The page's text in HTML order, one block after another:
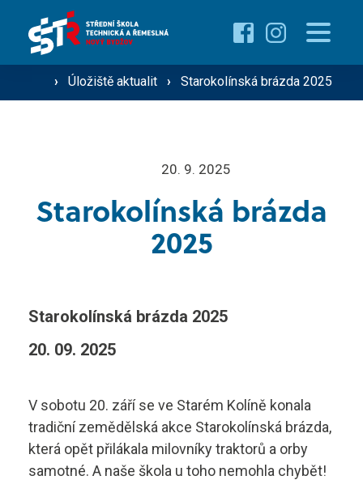
Pro uchazeče
Proč studovat u nás ›
Přehled oborů ›
Technik silniční dopravy
Řidič nákladní a osobní dopravy
Elektrotechnik
Automechanik
Pro žáky
Vzdělávání dospělých
Gastro ›
Ubytování ›
Základní informace
Kontakty
› Úložiště aktualit › Starokolínská brázda 2025
20. 9. 2025
Starokolínská brázda
2025
Starokolínská brázda 2025
20. 09. 2025
V sobotu 20. září se ve Starém Kolíně konala
tradiční zemědělská akce Starokolínská brázda,
která opět přilákala milovníky traktorů a orby
samotné. A naše škola u toho nemohla chybět!